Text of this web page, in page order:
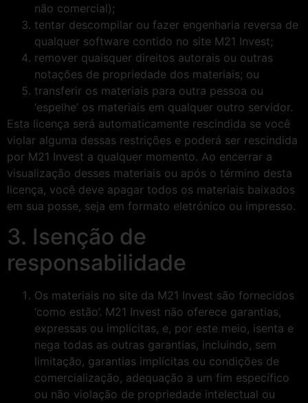
não comercial);
tentar descompilar ou fazer engenharia reversa de
qualquer software contido no site M21 Invest;
remover quaisquer direitos autorais ou outras
notações de propriedade dos materiais; ou
transferir os materiais para outra pessoa ou
‘espelhe’ os materiais em qualquer outro servidor.
Esta licença será automaticamente rescindida se você
violar alguma dessas restrições e poderá ser rescindida
por M21 Invest a qualquer momento. Ao encerrar a
visualização desses materiais ou após o término desta
licença, você deve apagar todos os materiais baixados
em sua posse, seja em formato eletrónico ou impresso.
3. Isenção de
responsabilidade
Os materiais no site da M21 Invest são fornecidos
‘como estão’. M21 Invest não oferece garantias,
expressas ou implícitas, e, por este meio, isenta e
nega todas as outras garantias, incluindo, sem
limitação, garantias implícitas ou condições de
comercialização, adequação a um fim específico
ou não violação de propriedade intelectual ou